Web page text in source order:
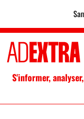
S'informer,